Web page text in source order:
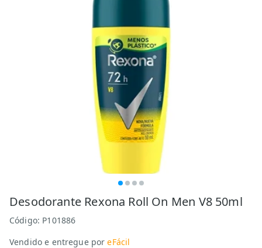
Desodorante Rexona Roll On Men V8 50ml
Código: P101886
Vendido e entregue por eFácil